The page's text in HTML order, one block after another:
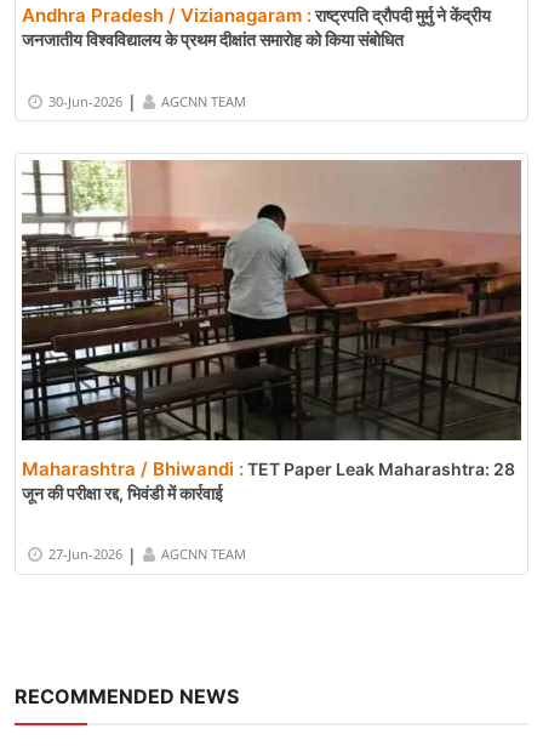
RECOMMENDED NEWS
Andhra Pradesh / Vizianagaram :राष्ट्रपति द्रौपदी मुर्मु ने केंद्रीय
जनजातीय विश्वविद्यालय के प्रथम दीक्षांत समारोह को किया संबोधित
30-Jun-2026 | AGCNN TEAM
Maharashtra / Bhiwandi :TET Paper Leak Maharashtra: 28
जून की परीक्षा रद्द, भिवंडी में कार्रवाई
27-Jun-2026 | AGCNN TEAM